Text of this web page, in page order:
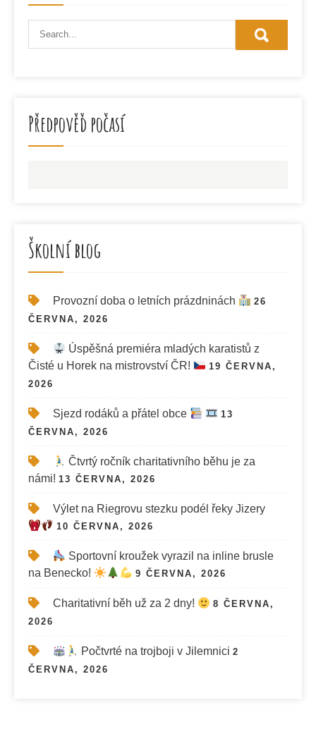
Předpověď počasí
Školní blog
Provozní doba o letních prázdninách
26
ČERVNA, 2026
Úspěšná premiéra mladých karatistů z
Čisté u Horek na mistrovství ČR!
19 ČERVNA,
2026
Sjezd rodáků a přátel obce
13
ČERVNA, 2026
Čtvrtý ročník charitativního běhu je za
námi! 13 ČERVNA, 2026
Výlet na Riegrovu stezku podél řeky Jizery
10 ČERVNA, 2026
Sportovní kroužek vyrazil na inline brusle
na Benecko!
9 ČERVNA, 2026
Charitativní běh už za 2 dny!
8 ČERVNA,
2026
Počtvrté na trojboji v Jilemnici 2
ČERVNA, 2026